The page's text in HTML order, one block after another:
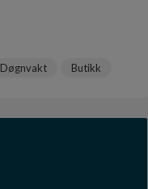
Butikk
Døgnvakt